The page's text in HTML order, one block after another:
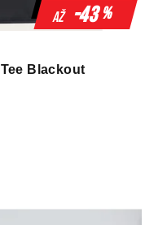
až -43%
Blackout